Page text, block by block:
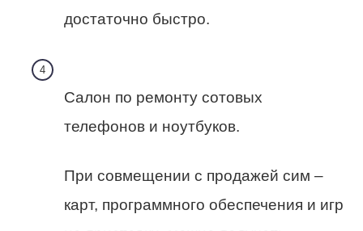
достаточно быстро.
Салон по ремонту сотовых
телефонов и ноутбуков.
При совмещении с продажей сим –
карт, программного обеспечения и игр